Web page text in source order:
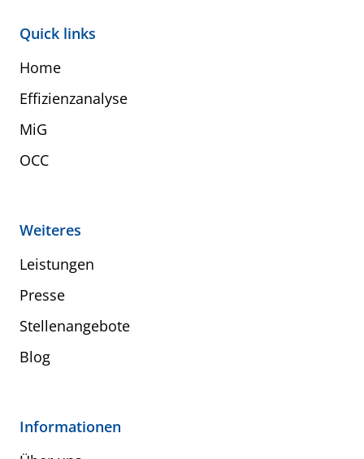
Quick links
Home
Effizienzanalyse
MiG
OCC
Weiteres
Leistungen
Presse
Stellenangebote
Blog
Informationen